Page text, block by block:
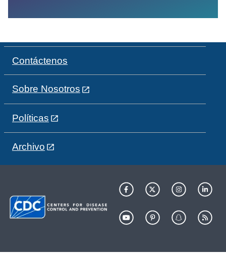
Contáctenos
Sobre Nosotros
Políticas
Archivo